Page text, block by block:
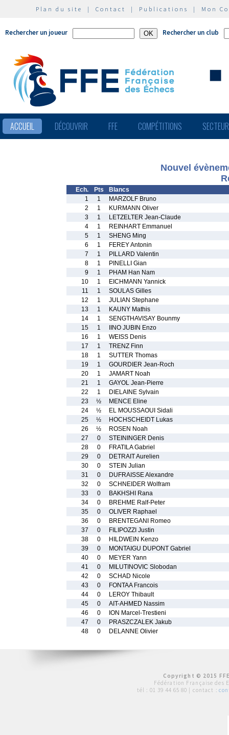
Plan du site | Contact | Publications | Mon
Rechercher un joueur Rechercher un club
ACCUEIL DÉCOUVRIR FFE COMPÉTITIONS
Nouvel
Ech. Pts
Blancs
1
1
MARZOLF Bruno
2
1
KURMANN Oliver
3
1
LETZELTER Jean-Claude
4
1
REINHART Emmanuel
5
1
SHENG Ming
6
1
FEREY Antonin
7
1
PILLARD Valentin
8
1
PINELLI Gian
9
1
PHAM Han Nam
10
1
EICHMANN Yannick
11
1
SOULAS Gilles
12
1
JULIAN Stephane
13
1
KAUNY Mathis
14
1
SENGTHAVISAY Bounmy
15
1
IINO JUBIN Enzo
16
1
WEISS Denis
17
1
TRENZ Finn
18
1
SUTTER Thomas
19
1
GOURDIER Jean-Roch
20
1
JAMART Noah
21
1
GAYOL Jean-Pierre
22
1
DIELAINE Sylvain
23
½
MENCE Eline
24
½
EL MOUSSAOUI Sidali
25
½
HOCHSCHEIDT Lukas
26
½
ROSEN Noah
27
0
STEININGER Denis
28
0
FRATILA Gabriel
29
0
DETRAIT Aurelien
30
0
STEIN Julian
31
0
DUFRAISSE Alexandre
32
0
SCHNEIDER Wolfram
33
0
BAKHSHI Rana
34
0
BREHME Ralf-Peter
35
0
OLIVER Raphael
36
0
BRENTEGANI Romeo
37
0
FILIPOZZI Justin
38
0
HILDWEIN Kenzo
39
0
MONTAIGU DUPONT Gabriel
40
0
MEYER Yann
41
0
MILUTINOVIC Slobodan
42
0
SCHAD Nicole
43
0
FONTAA Francois
44
0
LEROY Thibault
45
0
AIT-AHMED Nassim
46
0
ION Marcel-Trestieni
47
0
PRASZCZALEK Jakub
48
0 DELANNE Olivier
Copyright © 2015
Fédération Française des
tél : 01 39 44 65 80 | contact :